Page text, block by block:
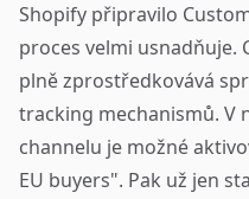
Shopify připravilo
proces velmi usnadňuje.
plně zprostředkovává
tracking mechanismů. V
channelu je možné
EU buyers". Pak už jen